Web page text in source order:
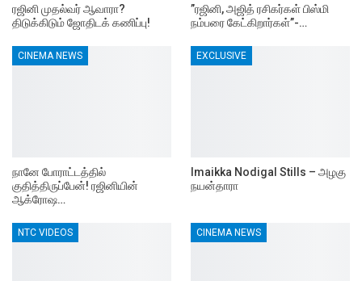
ரஜினி முதல்வர் ஆவாரா?
திடுக்கிடும் ஜோதிடக் கணிப்பு!
”ரஜினி, அஜித் ரசிகர்கள் பிஸ்மி
நம்பரை கேட்கிறார்கள்”-…
CINEMA NEWS
நானே போராட்டத்தில்
குதித்திருப்பேன்! ரஜினியின்
ஆக்ரோஷ…
EXCLUSIVE
Imaikka Nodigal Stills – அழகு
நயன்தாரா
NTC VIDEOS CINEMA NEWS